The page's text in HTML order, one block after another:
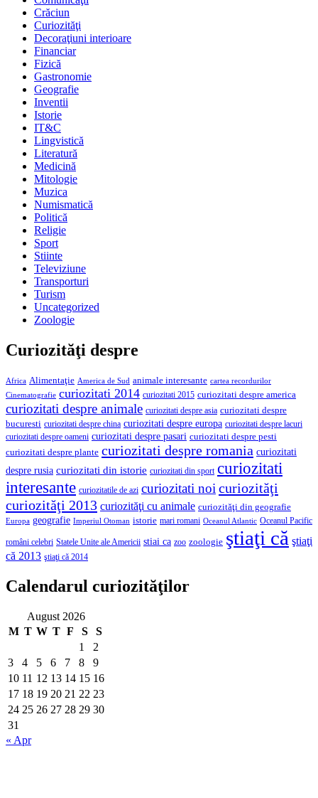
Crăciun
Curiozităţi
Decoraţiuni interioare
Financiar
Fizică
Gastronomie
Geografie
Inventii
Istorie
IT&C
Lingvistică
Literatură
Medicină
Mitologie
Muzica
Numismatică
Politică
Religie
Sport
Stiinte
Televiziune
Transporturi
Turism
Uncategorized
Zoologie
Curiozităţi despre
Africa Alimentaţie America de Sud animale interesante cartea recordurilor
Cinematografie curiozitati 2014 curiozitati 2015 curiozitati despre america
curiozitati despre animale curiozitati despre asia curiozitati despre
bucuresti curiozitati despre china curiozitati despre europa curiozitati despre lacuri
curiozitati despre oameni curiozitati despre pasari curiozitati despre pesti
curiozitati despre plante curiozitati despre romania curiozitati
despre rusia curiozitati din istorie curiozitati din sport curiozitati
interesante curiozitatile de azi curiozitati noicuriozităţi
curiozităţi 2013 curiozităţi cu animale curiozităţi din geografie
Europa geografie Imperiul Otoman istorie mari romani Oceanul Atlantic Oceanul Pacific
români celebri Statele Unite ale Americii stiai ca zoo zoologie ştiaţi că ştiaţi
că 2013 ştiaţi că 2014
Calendarul curiozităţilor
August 2026
M T W T F S
S
1
2
3
4 5 6 7 8
9
10 11 12 13 14 15 16
17 18 19 20 21 22 23
24 25 26 27 28 29 30
31
« Apr